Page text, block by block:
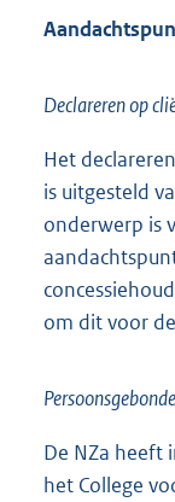
Declareren op
Het
is uitgesteld
onderwerp is
om dit voor
De NZa heeft
het College